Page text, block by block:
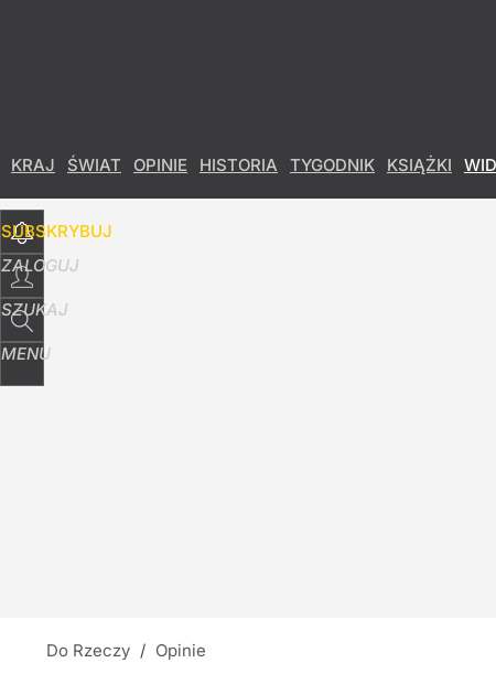
KRAJ ŚWIAT OPINIE HISTORIA TYGODNIK KSIĄŻKI
SUBSKRYBUJ
ZALOGUJ
SZUKAJ
MENU
Do Rzeczy / Opinie